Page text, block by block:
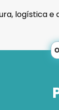
logística e